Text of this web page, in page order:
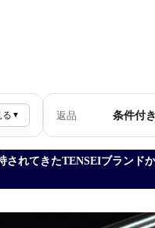
る ▼ 返品 条件付
れてきたTENSEIブラン